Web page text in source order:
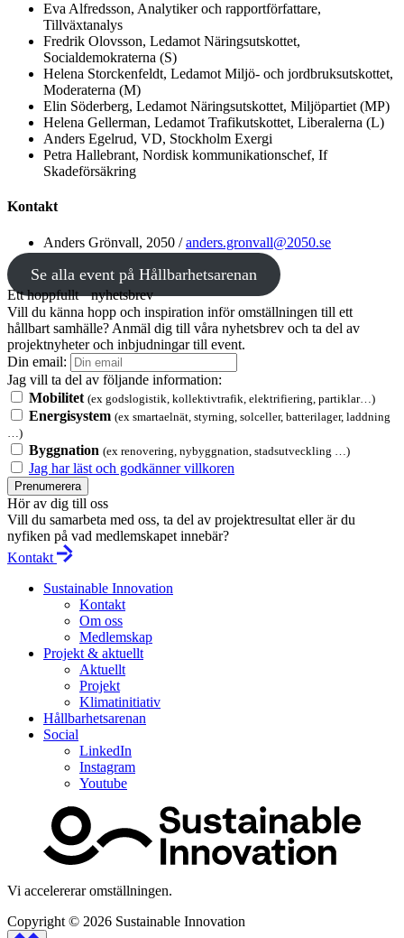
Eva Alfredsson, Analytiker och rapportförfattare,
Tillväxtanalys
Fredrik Olovsson, Ledamot Näringsutskottet,
Socialdemokraterna (S)
Helena Storckenfeldt, Ledamot Miljö- och jordbruksutskottet,
Moderaterna (M)
Elin Söderberg, Ledamot Näringsutskottet, Miljöpartiet (MP)
Helena Gellerman, Ledamot Trafikutskottet, Liberalerna (L)
Anders Egelrud, VD, Stockholm Exergi
Petra Hallebrant, Nordisk kommunikationschef, If
Skadeförsäkring
Kontakt
Anders Grönvall, 2050 /anders.gronvall@2050.se
Se alla event på Hållbarhetsarenan
Ett hoppfullt nyhetsbrev
Vill du känna hopp och inspiration inför omställningen till ett
hållbart samhälle? Anmäl dig till våra nyhetsbrev och ta del av
projektnyheter och inbjudningar till event.
Din email:
Jag vill ta del av följande information:
Mobilitet (ex godslogistik, kollektivtrafik, elektrifiering, partiklar…)
Energisystem (ex smartaelnät, styrning, solceller, batterilager, laddning
…)
Byggnation (ex renovering, nybyggnation, stadsutveckling …)
Jag har läst och godkänner villkoren
Prenumerera
Hör av dig till oss
Vill du samarbeta med oss, ta del av projektresultat eller är du
nyfiken på vad medlemskapet innebär?
Kontakt
Sustainable Innovation
Kontakt
Om oss
Medlemskap
Projekt & aktuellt
Aktuellt
Projekt
Klimatinitiativ
Hållbarhetsarenan
Social
LinkedIn
Instagram
Youtube
Vi accelererar omställningen.
Copyright © 2026 Sustainable Innovation